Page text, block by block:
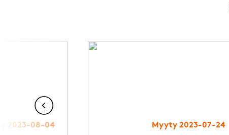
2023-08-04 Myyty 2023-07-24